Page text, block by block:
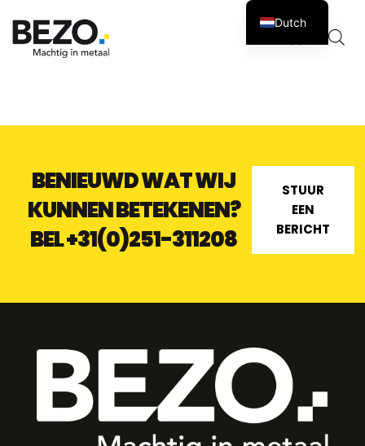
0
BENIEUWD WAT WIJ
KUNNEN BETEKENEN?
BEL+31(0)251-311208
STUUR
EEN
BERICHT
Dutch